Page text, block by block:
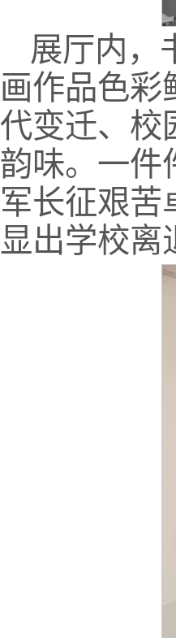
展厅内，
画作品色彩
代变迁、校
韵味。一件
军长征艰苦
显出学校